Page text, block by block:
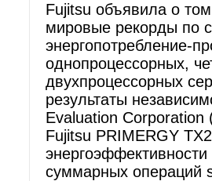
Fujitsu объявила о
мировые рекорды по
энергопотребление-
однопроцессорных,
двухпроцессорных
результаты
Evaluation Corporation
Fujitsu PRIMERGY
суммарных операций